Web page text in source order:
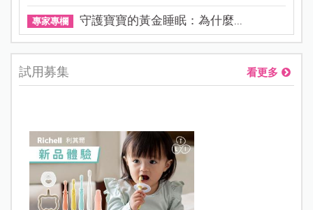
專家專欄 守護寶寶的黃金睡眠：為什麼...
試用募集 看更多